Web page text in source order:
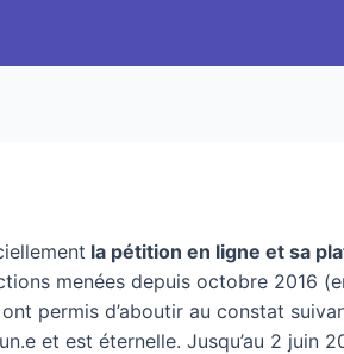
la pétition en ligne et sa
menées depuis octobre 2016
permis d’aboutir au constat
et est éternelle. Jusqu’au 2 juin